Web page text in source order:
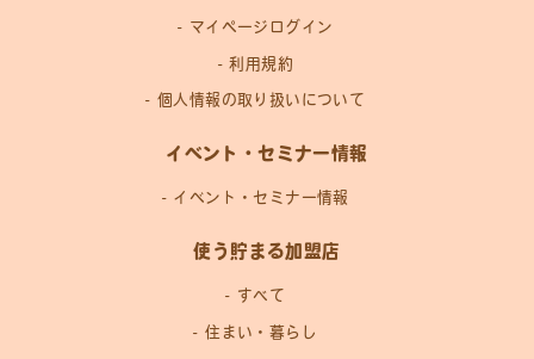
マイページログイン
利用規約
個人情報の取り扱いについて
イベント・セミナー情報
イベント・セミナー情報
使う貯まる加盟店
すべて
住まい・暮らし